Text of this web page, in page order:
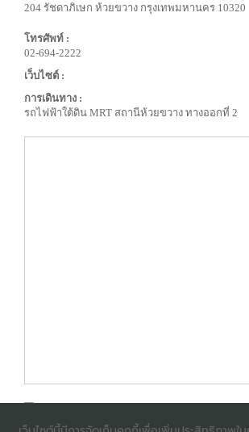
204 รัชดาภิเษก ห้วยขวาง กรุงเทพมหานคร 10320
โทรศัพท์ :
02-694-2222
เว็บไซต์ :
การเดินทาง :
รถไฟฟ้าใต้ดิน MRT สถานีห้วยขวาง ทางออกที่ 2